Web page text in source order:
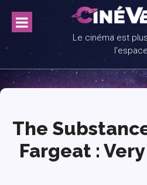
content
Le cinéma est
The
Fargeat :